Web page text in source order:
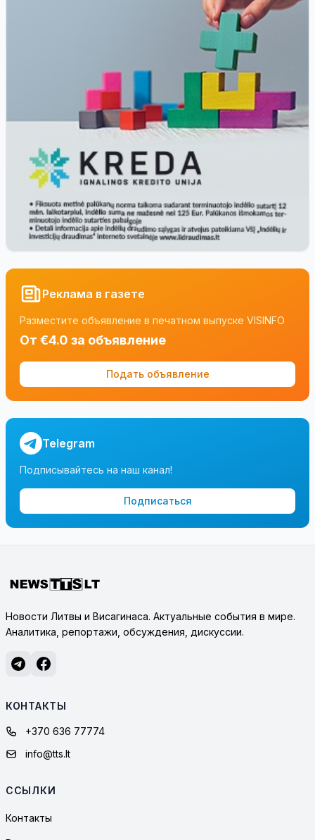
Реклама в газете
Разместите объявление в печатном выпуске VISINFO
От €4.0 за объявление
Подать объявление
Telegram
Подписывайтесь на наш канал!
Подписаться
Новости Литвы и Висагинаса. Актуальные события в мире.
Аналитика, репортажи, обсуждения, дискуссии.
КОНТАКТЫ
+370 636 77774
info@tts.lt
ССЫЛКИ
Контакты